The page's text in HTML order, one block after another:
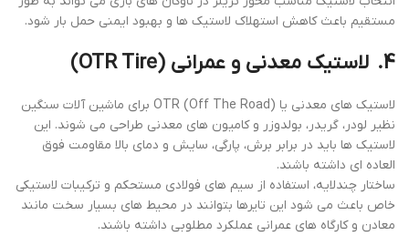
مستقیم باعث کاهش استهلاک لاستیک‌ ها و بهبود ایمنی حمل بار شود.
4. لاستیک معدنی و عمرانی (OTR Tire)
لاستیک‌ های معدنی یا OTR (Off The Road) برای ماشین ‌آلات سنگین
نظیر لودر، گریدر، بولدوزر و کامیون‌ های معدنی طراحی می‌ شوند. این
لاستیک ‌ها باید در برابر برش، پارگی، سایش و دمای بالا مقاومت فوق
‌العاده ‌ای داشته باشند.
ساختار چندلایه، استفاده از سیم‌ های فولادی مستحکم و ترکیبات لاستیکی
خاص باعث می ‌شود این تایرها بتوانند در محیط‌ های بسیار سخت مانند
معادن و کارگاه ‌های عمرانی عملکرد مطلوبی داشته باشند.